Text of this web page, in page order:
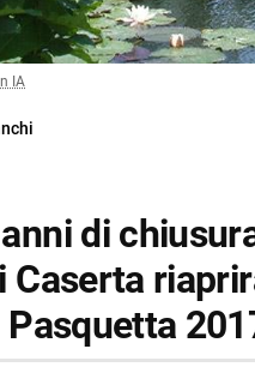
IA
di
Caserta